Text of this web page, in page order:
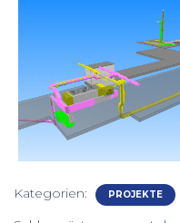
Kategorien: PROJEKTE